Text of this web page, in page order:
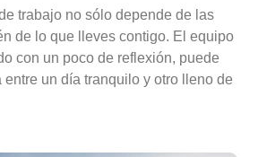
trabajo no sólo depende de las
de lo que lleves contigo. El equipo
con un poco de reflexión, puede
entre un día tranquilo y otro lleno de